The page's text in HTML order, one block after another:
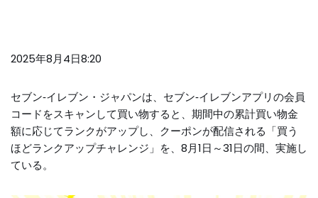
2025年8月4日8:20
セブン‐イレブン・ジャパンは、セブン‐イレブンアプリの会員
コードをスキャンして買い物すると、期間中の累計買い物金
額に応じてランクがアップし、クーポンが配信される「買う
ほどランクアップチャレンジ」を、8月1日～31日の間、実施し
ている。